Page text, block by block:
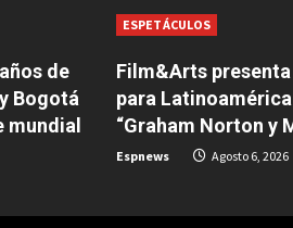
1
DEPORTES
Las Ligas
también
The
de
Bogotá
mundial
ESPETÁCULOS
Film&Arts
para
“Graham Norton y
Espnews Agosto 6, 2026